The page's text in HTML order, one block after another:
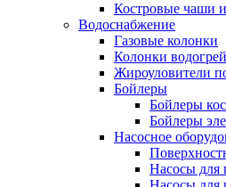
Костровые чаши
Водоснабжение
Газовые колонки
Колонки
Жироуловители
Бойлеры
Бойлеры
Бойлеры
Насосное
Насосы для